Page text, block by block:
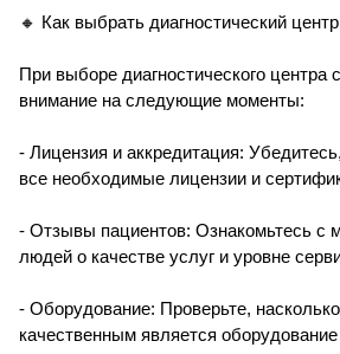
🔸 Как выбрать диагностический
При выборе диагностического центра
внимание на следующие моменты:
- Лицензия и аккредитация:
все необходимые лицензии и
- Отзывы пациентов: Ознакомьтесь с
людей о качестве услуг и уровне
- Оборудование: Проверьте,
качественным является